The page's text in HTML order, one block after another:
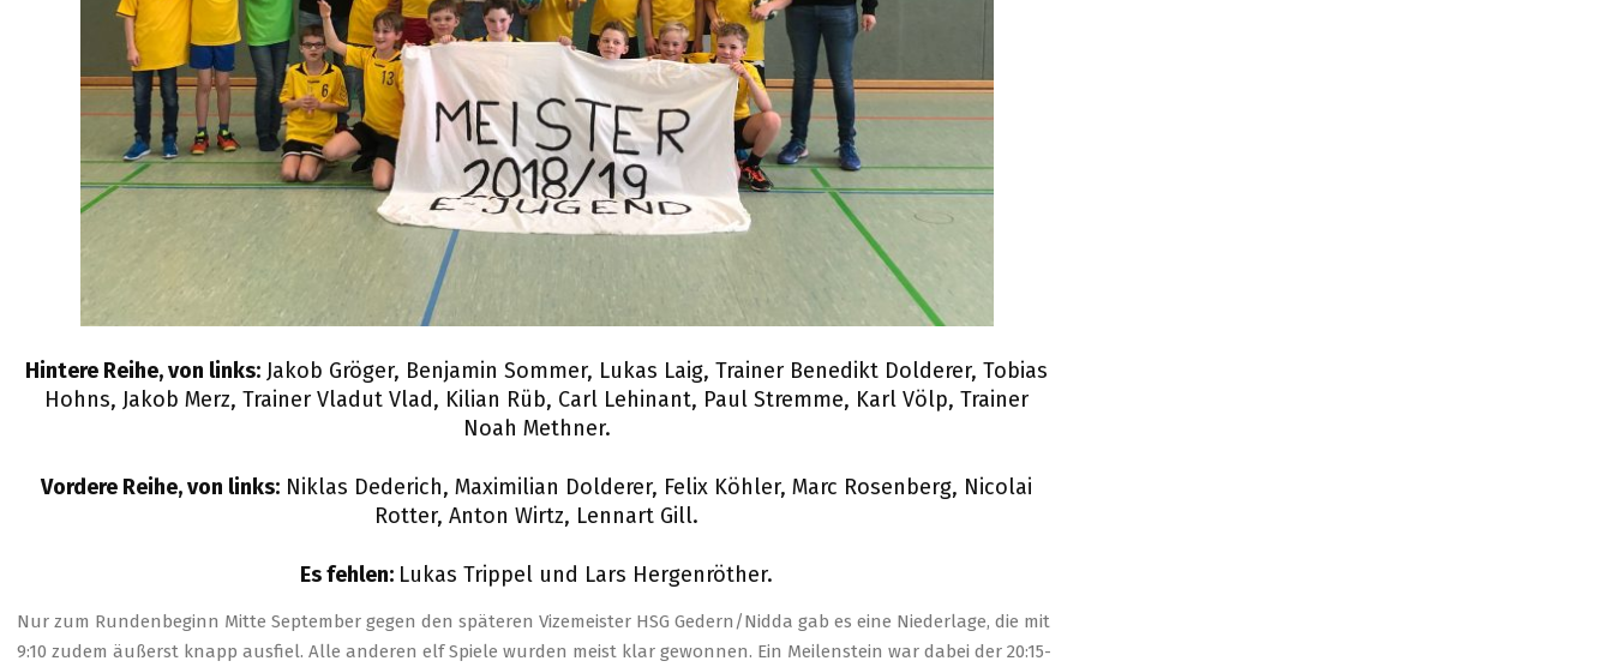
Hintere Reihe, von links: Jakob Gröger, Benjamin Sommer, Lukas Laig, Trainer Benedikt Dolderer, Tobias
Hohns, Jakob Merz, Trainer Vladut Vlad, Kilian Rüb, Carl Lehinant, Paul Stremme, Karl Völp, Trainer
Noah Methner.
Vordere Reihe, von links: Niklas Dederich, Maximilian Dolderer, Felix Köhler, Marc Rosenberg, Nicolai
Rotter, Anton Wirtz, Lennart Gill.
Es fehlen: Lukas Trippel und Lars Hergenröther.
Nur zum Rundenbeginn Mitte September gegen den späteren Vizemeister HSG Gedern/Nidda gab es eine Niederlage, die mit
9:10 zudem äußerst knapp ausfiel. Alle anderen elf Spiele wurden meist klar gewonnen. Ein Meilenstein war dabei der 20:15-